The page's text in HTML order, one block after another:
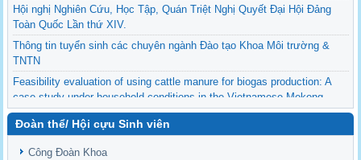
Hội nghị Nghiên Cứu, Học Tập, Quán Triệt Nghị Quyết Đại Hội Đảng
Toàn Quốc Lần thứ XIV.
Thông tin tuyển sinh các chuyên ngành Đào tạo Khoa Môi trường &
TNTN
Feasibility evaluation of using cattle manure for biogas production: A
case study under household conditions in the Vietnamese Mekong
Delta
Sediment properties in flood-based farming systems in the Vietnamese
upstream Mekong Delta
Đoàn thể/ Hội cựu Sinh viên
Công Đoàn Khoa